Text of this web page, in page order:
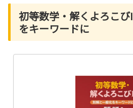
初等数学・解くよろこ
をキーワードに